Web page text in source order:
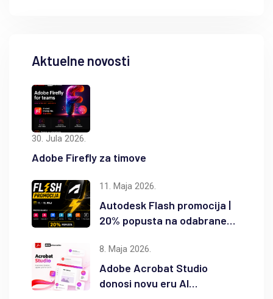
Aktuelne novosti
30. Jula 2026.
Adobe Firefly za timove
11. Maja 2026.
Autodesk Flash promocija |
20% popusta na odabrane
8. Maja 2026.
Adobe Acrobat Studio
donosi novu eru AI